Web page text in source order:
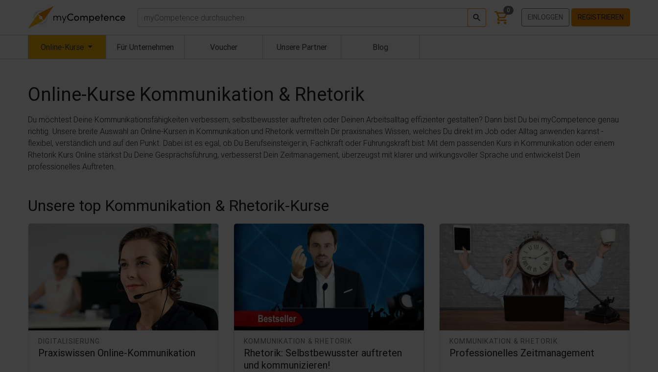
Suchen 0
EINLOGGEN REGISTRIEREN
Online-Kurse (aktuell) Für Unternehmen Voucher Unsere Partner Blog
Online-Kurse Kommunikation & Rhetorik
Du möchtest Deine Kommunikationsfähigkeiten verbessern, selbstbewusster auftreten oder Deinen Arbeitsalltag effizienter gestalten? Dann bist Du bei myCompetence genau
richtig. Unsere breite Auswahl an Online-Kursen in Kommunikation und Rhetorik vermitteln Dir praxisnahes Wissen, welches Du direkt im Job oder Alltag anwenden kannst -
flexibel, verständlich und auf den Punkt. Dabei ist es egal, ob Du Berufseinsteiger:in, Fachkraft oder Führungskraft bist: Mit dem passenden Kurs in Kommunikation oder einem
Rhetorik Kurs Online stärkst Du Deine Gesprächsführung, verbesserst Dein Zeitmanagement, überzeugst mit klarer und wirkungsvoller Sprache und entwickelst Dein
professionelles Auftreten.
Unsere top Kommunikation & Rhetorik-Kurse
DIGITALISIERUNG
Praxiswissen Online-Kommunikation
KOMMUNIKATION & RHETORIK
Rhetorik: Selbstbewusster auftreten
und kommunizieren!
KOMMUNIKATION & RHETORIK
Professionelles Zeitmanagement